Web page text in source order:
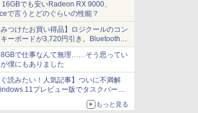
でも安いRadeon RX 9000、
で言うとどのぐらいの性能？
みつけたお買い得品】ロジクールのコン
ーボードが3,720円引き。Bluetoothで3
応
8GBで仕事なんて無理……そう思ってい
僕にもありました
ぐ読みたい！人気記事】ついに不満解
11プレビュー版でタスクバーの
もっと見る